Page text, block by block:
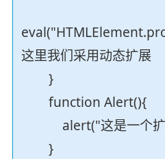
这里我们采用动态扩展
}
function Alert(){
alert("这是一个扩
}